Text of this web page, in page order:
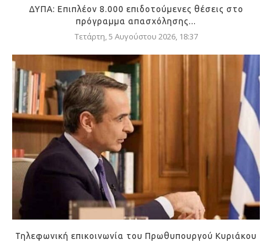
ΔΥΠΑ: Επιπλέον 8.000 επιδοτούμενες θέσεις στο
πρόγραμμα απασχόλησης...
Τετάρτη, 5 Αυγούστου 2026, 18:37
Τηλεφωνική επικοινωνία του Πρωθυπουργού Κυριάκου